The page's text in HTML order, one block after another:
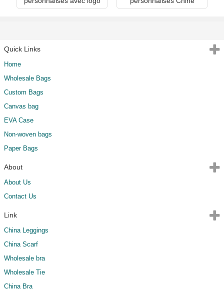
Quick Links
Home
Wholesale Bags
Custom Bags
Canvas bag
EVA Case
Non-woven bags
Paper Bags
About
About Us
Contact Us
Link
China Leggings
China Scarf
Wholesale bra
Wholesale Tie
China Bra